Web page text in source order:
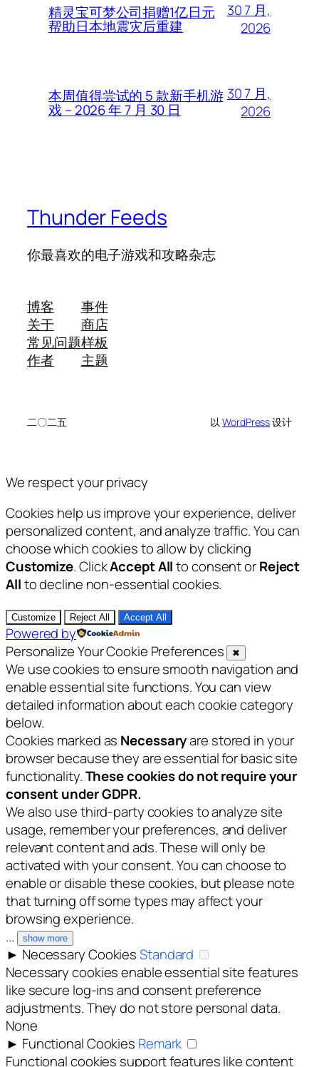
精灵宝可梦公司捐赠1亿日元
帮助日本地震灾后重建
30 7 月,
2026
本周值得尝试的 5 款新手机游
戏 – 2026 年 7 月 30 日
30 7 月,
2026
Thunder Feeds
你最喜欢的电子游戏和攻略杂志
博客
关于
常见问题
作者
事件
商店
样板
主题
二〇二五 以WordPress设计
We respect your privacy
Cookies help us improve your experience, deliver
personalized content, and analyze traffic. You can
choose which cookies to allow by clicking
Customize. ClickAccept Allto consent orReject
Allto decline non-essential cookies.
Customize Reject All Accept All
Powered by
Personalize Your Cookie Preferences
✖
We use cookies to ensure smooth navigation and
enable essential site functions. You can view
detailed information about each cookie category
below.
Cookies marked as Necessaryare stored in your
browser because they are essential for basic site
functionality.These cookies do not require your
consent under GDPR.
We also use third-party cookies to analyze site
usage, remember your preferences, and deliver
relevant content and ads. These will only be
activated with your consent. You can choose to
enable or disable these cookies, but please note
that turning off some types may affect your
browsing experience.
...
show more
► Necessary CookiesStandard
Necessary cookies enable essential site features
like secure log-ins and consent preference
adjustments. They do not store personal data.
None
► Functional Cookies Remark
Functional cookies support features like content